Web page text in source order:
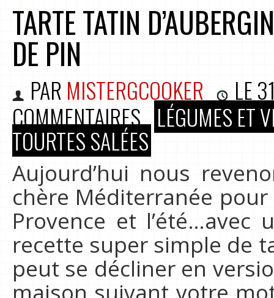
TARTE TATIN
DE PIN
PAR MISTERGCOOKER LE
COMMENTAIRES LÉGUMES ET
TOURTES SALÉES
Aujourd’hui nous
chère Méditerranée
Provence et l’été…avec
recette super simple de
peut se décliner en